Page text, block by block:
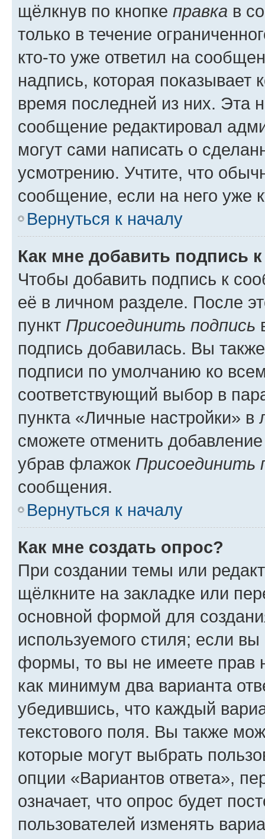
щёлкнув по кнопке правка в
только в течение
кто-то уже ответил на
надпись, которая показывает
время последней из них. Эта
сообщение редактировал
могут сами написать о
усмотрению. Учтите, что
сообщение, если на него уже
Вернуться к началу
Как мне добавить подпись
Чтобы добавить подпись к
её в личном разделе. После
пункт Присоединить подпись
подпись добавилась. Вы
подписи по умолчанию ко
соответствующий выбор в
пункта «Личные настройки»
сможете отменить
убрав флажок Присоединить
сообщения.
Вернуться к началу
Как мне создать опрос?
При создании темы или
щёлкните на закладке или
основной формой для
используемого стиля; если
формы, то вы не имеете прав
как минимум два варианта
убедившись, что каждый
текстового поля. Вы также
которые могут выбрать
опции «Вариантов ответа»,
означает, что опрос будет
пользователей изменять